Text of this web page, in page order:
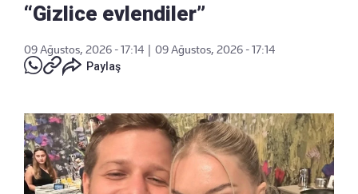
“Gizlice evlendiler”
09 Ağustos, 2026 - 17:14
09 Ağustos, 2026 - 17:14
Paylaş